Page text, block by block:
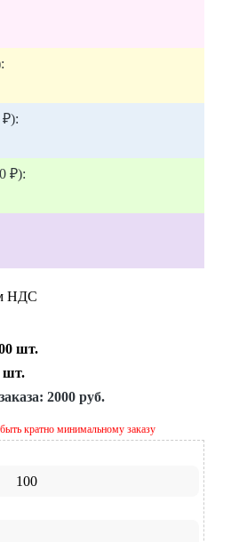
₽):
₽):
НДС
шт.
шт.
2000 руб.
кратно минимальному заказу